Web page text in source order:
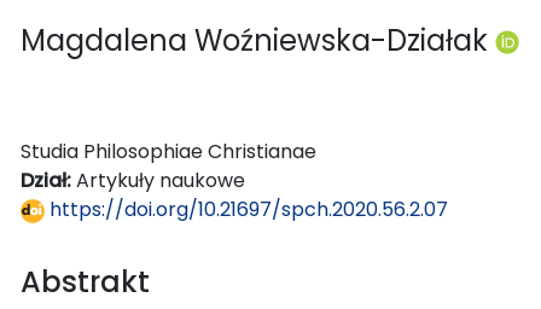
Magdalena Woźniewska-Działak
Studia Philosophiae Christianae
Dział:Artykuły naukowe
https://doi.org/10.21697/spch.2020.56.2.07
Abstrakt